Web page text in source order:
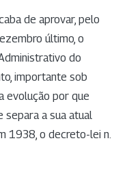
de aprovar, pelo
último, o
do
importante sob
evolução por que
separa a sua atual
1938, o decreto-lei n.